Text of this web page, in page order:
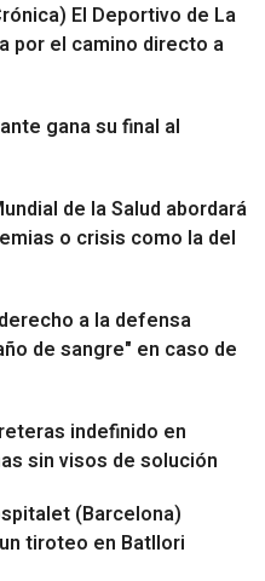
El Deportivo de La
por el camino directo a
gana su final al
de la Salud abordará
o crisis como la del
a la defensa
de sangre" en caso de
indefinido en
sin visos de solución
(Barcelona)
tiroteo en Batllori